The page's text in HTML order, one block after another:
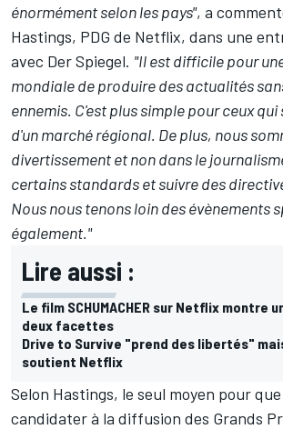
énormément selon les pays", a
Hastings, PDG de Netflix, dans une
avec Der Spiegel. "Il est difficile pour
mondiale de produire des actualités
ennemis. C'est plus simple pour ceux
d'un marché régional. De plus, nous
divertissement et non dans le
certains standards et suivre des
Nous nous tenons loin des évènements
également."
Lire aussi :
Le film SCHUMACHER sur Netflix montre
deux facettes
Drive to Survive "prend des libertés"
soutient Netflix
Selon Hastings, le seul moyen pour
candidater à la diffusion des Grands